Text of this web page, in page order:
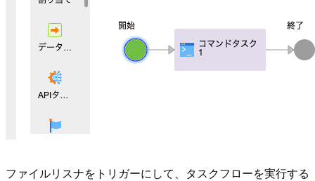
ファイルリスナをトリガーにして、タスクフローを実行する